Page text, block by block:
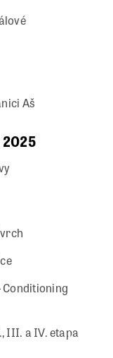
Aš
Conditioning
III. a IV. etapa